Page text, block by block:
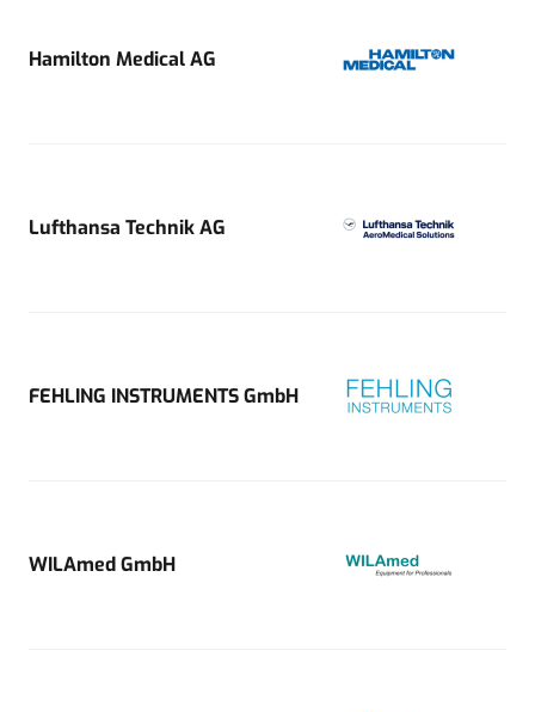
Hamilton Medical AG
Lufthansa Technik AG
FEHLING INSTRUMENTS GmbH
WILAmed GmbH